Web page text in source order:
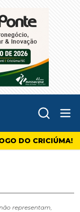
DO CRICIÚMA!
representam,